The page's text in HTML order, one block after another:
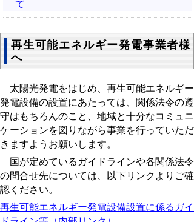
て
再生可能エネルギー発電事業者様
へ
太陽光発電をはじめ、再生可能エネルギー
発電設備の設置にあたっては、関係法令の遵
守はもちろんのこと、地域と十分なコミュニ
ケーションを図りながら事業を行っていただ
きますようお願いします。
国が定めているガイドラインや各関係法令
の問合せ先については、以下リンクよりご確
認ください。
再生可能エネルギー発電設備設置に係るガイ